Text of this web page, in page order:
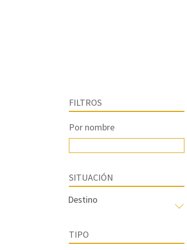
FILTROS
Por nombre
SITUACIÓN
TIPO